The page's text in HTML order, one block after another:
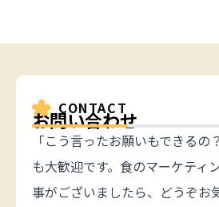
CONTACT
お問い合わせ
「こう言ったお願いもできる
も大歓迎です。食のマーケティ
事がございましたら、どうぞお